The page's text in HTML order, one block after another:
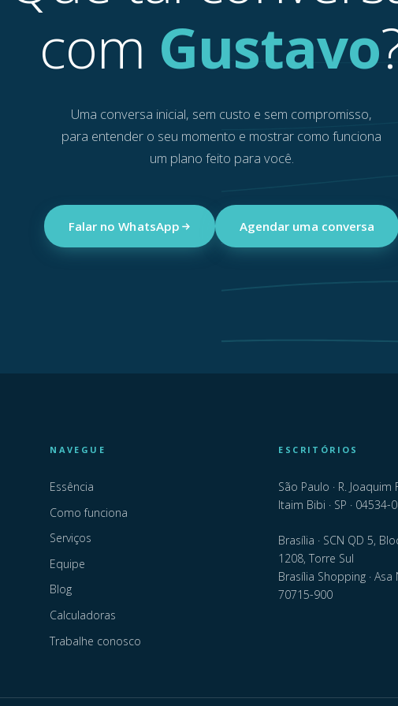
com Gustavo
Uma conversa inicial, sem custo e sem compromisso,
para entender o seu momento e mostrar como funciona
um plano feito para você.
Falar no WhatsApp Agendar uma conversa
NAVEGUE
Essência
Como funciona
Serviços
Equipe
Blog
Calculadoras
Trabalhe conosco
ESCRITÓRIOS
São Paulo · R.
Itaim Bibi · SP · 04534-
Brasília · SCN QD 5,
1208, Torre Sul
Brasília Shopping · Asa
70715-900